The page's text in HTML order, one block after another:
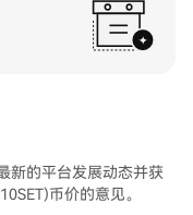
新的平台发展动态并获
币价的意见。